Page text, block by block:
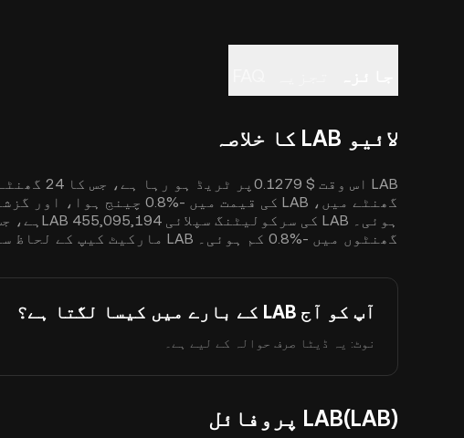
لائیو LAB کا خلاصہ
گھنٹوں میں -‎0.8% کم ہوئی۔ LAB مارکیٹ کیپ کے لحاظ سے #306 نمبر پر ہے۔
آپ کو آج LAB کے بارے میں کیسا لگتا ہے؟
نوٹ: یہ ڈیٹا صرف حوالہ کے لیے ہے۔
LAB(LAB) پروفائل